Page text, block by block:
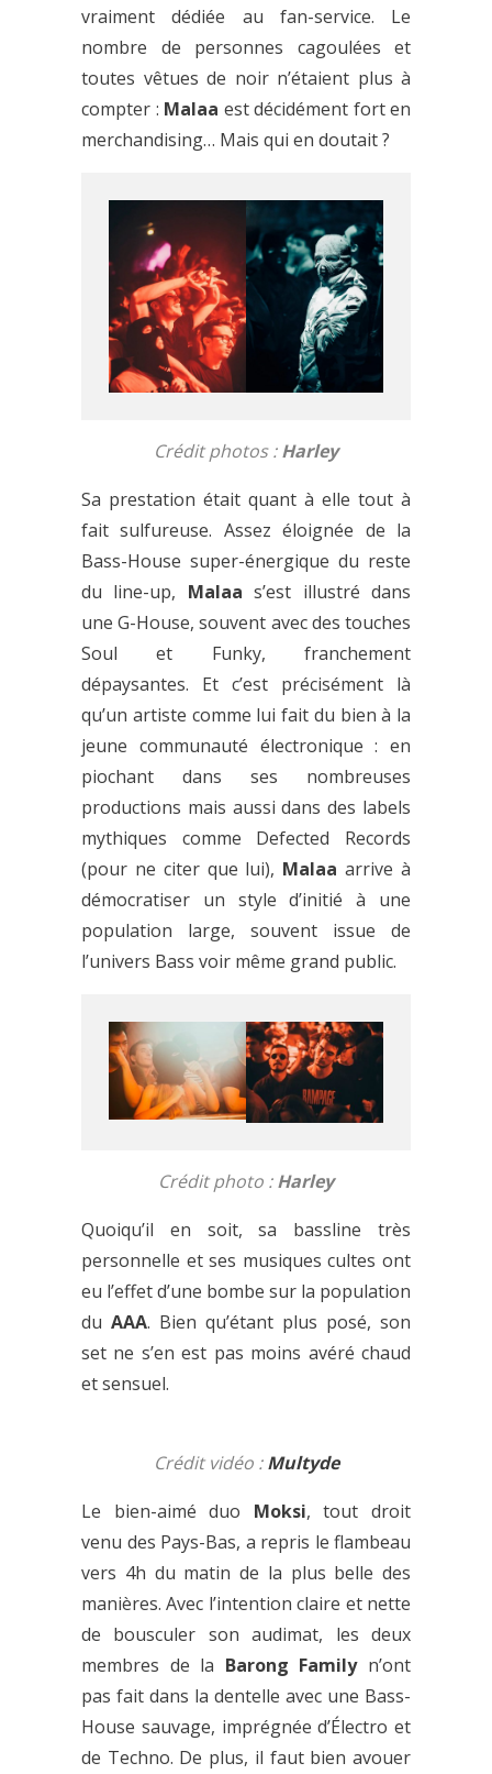
vraiment dédiée au fan-service. Le
nombre de personnes cagoulées et
toutes vêtues de noir n’étaient plus à
compter : Malaa est décidément fort en
merchandising… Mais qui en doutait ?
Crédit photos :Harley
Sa prestation était quant à elle tout à
fait sulfureuse. Assez éloignée de la
Bass-House super-énergique du reste
du line-up, Malaa s’est illustré dans
une G-House, souvent avec des touches
Soul et Funky, franchement
dépaysantes. Et c’est précisément là
qu’un artiste comme lui fait du bien à la
jeune communauté électronique : en
piochant dans ses nombreuses
productions mais aussi dans des labels
mythiques comme Defected Records
(pour ne citer que lui), Malaa arrive à
démocratiser un style d’initié à une
population large, souvent issue de
l’univers Bass voir même grand public.
Crédit photo :Harley
Quoiqu’il en soit, sa bassline très
personnelle et ses musiques cultes ont
eu l’effet d’une bombe sur la population
du AAA. Bien qu’étant plus posé, son
set ne s’en est pas moins avéré chaud
et sensuel.
Crédit vidéo :Multyde
Le bien-aimé duo Moksi, tout droit
venu des Pays-Bas, a repris le flambeau
vers 4h du matin de la plus belle des
manières. Avec l’intention claire et nette
de bousculer son audimat, les deux
membres de la Barong Familyn’ont
pas fait dans la dentelle avec une Bass-
House sauvage, imprégnée d’Électro et
de Techno. De plus, il faut bien avouer